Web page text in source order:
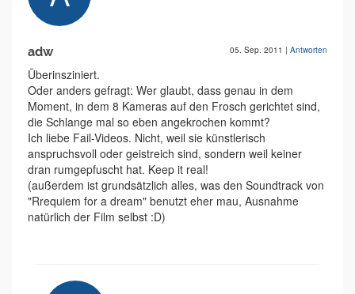
adw 05. Sep. 2011 | Antworten
Überinsziniert.
Oder anders gefragt: Wer glaubt, dass genau in dem
Moment, in dem 8 Kameras auf den Frosch gerichtet sind,
die Schlange mal so eben angekrochen kommt?
Ich liebe Fail-Videos. Nicht, weil sie künstlerisch
anspruchsvoll oder geistreich sind, sondern weil keiner
dran rumgepfuscht hat. Keep it real!
(außerdem ist grundsätzlich alles, was den Soundtrack von
"Rrequiem for a dream" benutzt eher mau, Ausnahme
natürlich der Film selbst :D)